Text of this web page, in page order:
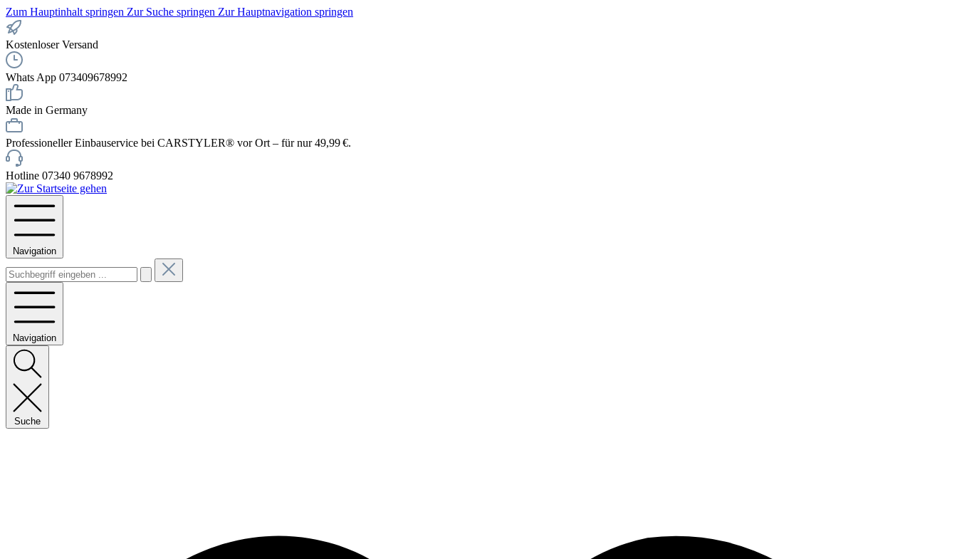
Zum Hauptinhalt springen Zur Suche springen Zur Hauptnavigation springen
Kostenloser Versand
Whats App 073409678992
Made in Germany
Professioneller Einbauservice bei CARSTYLER® vor Ort – für nur 49,99 €.
Hotline 07340 9678992
Navigation
Navigation
Suche